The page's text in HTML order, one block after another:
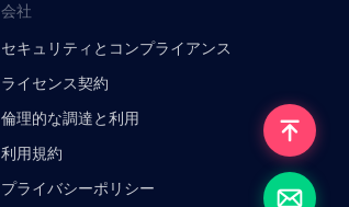
会社
セキュリティとコンプライアンス
ライセンス契約
倫理的な調達と利用
利用規約
プライバシーポリシー